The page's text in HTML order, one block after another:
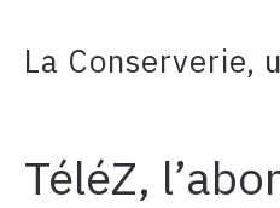
La Conserverie,
TéléZ,